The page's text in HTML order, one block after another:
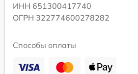
ИНН 651300417740
ОГРН 322774600278282
Способы оплаты